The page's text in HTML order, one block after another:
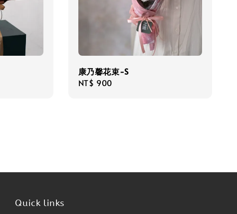
康乃馨花束-S
Regular
NT$ 900
Quick links